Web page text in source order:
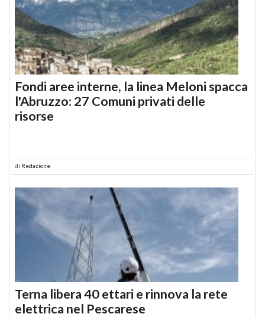
Fondi aree interne, la linea Meloni spacca
l'Abruzzo: 27 Comuni privati delle
risorse
di Redazione
Terna libera 40 ettari e rinnova la rete
elettrica nel Pescarese